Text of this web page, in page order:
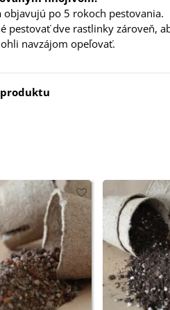
objavujú po 5 rokoch pestovania.
pestovať dve rastlinky zároveň,
navzájom opeľovať.